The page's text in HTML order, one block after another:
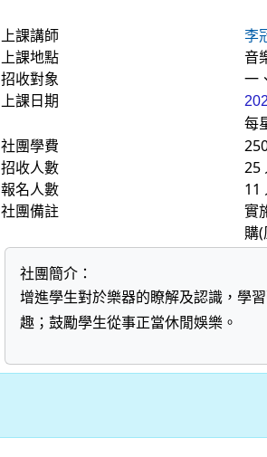
上課講師
李
上課地點
音
招收對象
一
上課日期
每
社團學費
招收人數
25
報名人數
11
社團備註
實
購
社團簡介：
增進學生對於樂器的瞭解及認識，學
趣；鼓勵學生從事正當休閒娛樂。